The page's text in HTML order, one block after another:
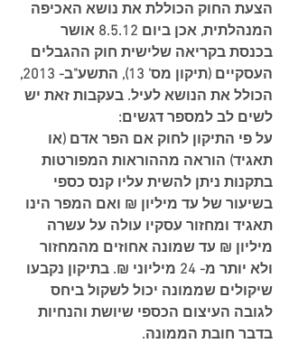
הצעת החוק הכוללת את נושא האכיפה
המנהלתית, אכן ביום 8.5.12 אושר
בכנסת בקריאה שלישית חוק ההגבלים
העסקיים (תיקון מס' 13), התשע"ב- 2013,
הכולל את הנושא לעיל. בעקבות זאת יש
לשים לב למספר דגשים:
על פי התיקון לחוק אם הפר אדם (או
תאגיד) הוראה מההוראות המפורטות
בתקנות ניתן להשית עליו קנס כספי
בשיעור של עד מיליון ₪ ואם המפר הינו
תאגיד ומחזור עסקיו עולה על עשרה
מיליון ₪ עד שמונה אחוזים מהמחזור
ולא יותר מ- 24 מיליוני ₪. בתיקון נקבעו
שיקולים שממונה יכול לשקול ביחס
לגובה העיצום הכספי שיושת והנחיות
בדבר חובת הממונה.